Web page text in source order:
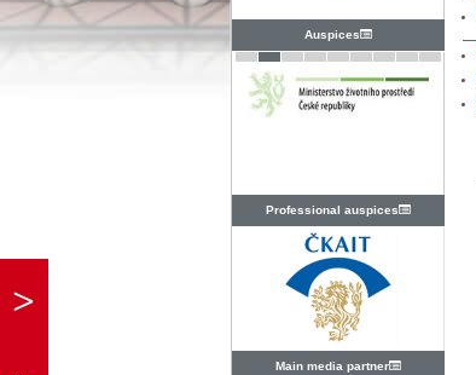
Auspices
Professional auspices
Main media partner